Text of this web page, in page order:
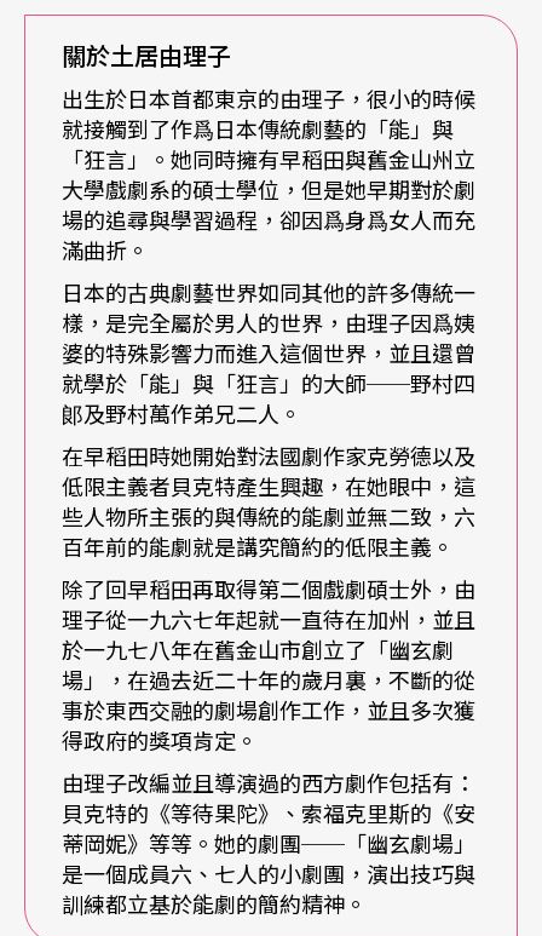
一些嚴苛規定；例如說像程式化（stylization）的問
題。
由：我總是盡力而爲吧！從古典劇藝的細緻表達方
式中找到我所要的力量，並且從我們自己的有限性
中解放出來看原來的目標──也就是讓觀衆能「看
透過日本演藝技巧表演
坂：在妳的幾個的製作中，不只是運用了狂言的技
巧，同時還運用了例如能劇與歌舞伎的技巧，這些
不同的技巧在妳的製作之中是如何來區分的？或是
不加區分？
由：當我導演一齣戲的時候，我並非是只運用某一
種特定的日本劇場技術與概念，把它們「貼」在我
的製作上。應該是說一齣戲的內在需求，能夠充份
的透過日本演藝技巧而表達出來。
坂：妳同時也使用西方的表演素材，妳覺得什麼樣
的西洋劇（本）或文學作品是適合（妳）的？
由：就像前面我所說的，我的導演基礎是建立在舞
關於土居由理子
出生於日本首都東京的由理子，很小的時候
就接觸到了作爲日本傳統劇藝的「能」與
「狂言」。她同時擁有早稻田與舊金山州立
大學戲劇系的碩士學位，但是她早期對於劇
場的追尋與學習過程，卻因爲身爲女人而充
滿曲折。
日本的古典劇藝世界如同其他的許多傳統一
樣，是完全屬於男人的世界，由理子因爲姨
婆的特殊影響力而進入這個世界，並且還曾
就學於「能」與「狂言」的大師──野村四
郞及野村萬作弟兄二人。
在早稻田時她開始對法國劇作家克勞德以及
低限主義者貝克特產生興趣，在她眼中，這
些人物所主張的與傳統的能劇並無二致，六
百年前的能劇就是講究簡約的低限主義。
除了回早稻田再取得第二個戲劇碩士外，由
理子從一九六七年起就一直待在加州，並且
於一九七八年在舊金山市創立了「幽玄劇
場」，在過去近二十年的歲月裏，不斷的從
事於東西交融的劇場創作工作，並且多次獲
得政府的獎項肯定。
由理子改編並且導演過的西方劇作包括有：
貝克特的《等待果陀》、索福克里斯的《安
蒂岡妮》等等。她的劇團──「幽玄劇場」
是一個成員六、七人的小劇團，演出技巧與
訓練都立基於能劇的簡約精神。